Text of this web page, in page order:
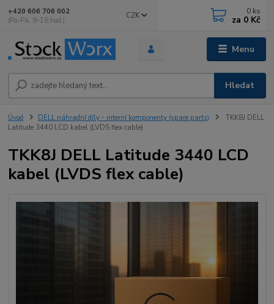
Menu
CZK
Hledat
+420 606 706 002
(Po-Pá, 9-18 hod.)
0 ks
za 0 Kč
Úvod DELL náhradní díly - interní komponenty (spare parts)
TKK8J DELL
Latitude 3440 LCD kabel (LVDS flex cable)
TKK8J DELL Latitude 3440 LCD
kabel (LVDS flex cable)